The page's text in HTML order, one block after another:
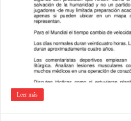
Leer más